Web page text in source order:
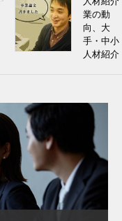
業の動
向、大
手・中小
人材紹介